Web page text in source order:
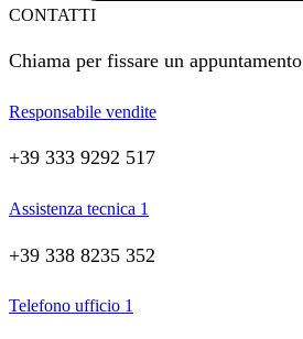
CONTATTI
Chiama per fissare un appuntamento
Responsabile vendite
+39 333 9292 517
Assistenza tecnica 1
+39 338 8235 352
Telefono ufficio 1